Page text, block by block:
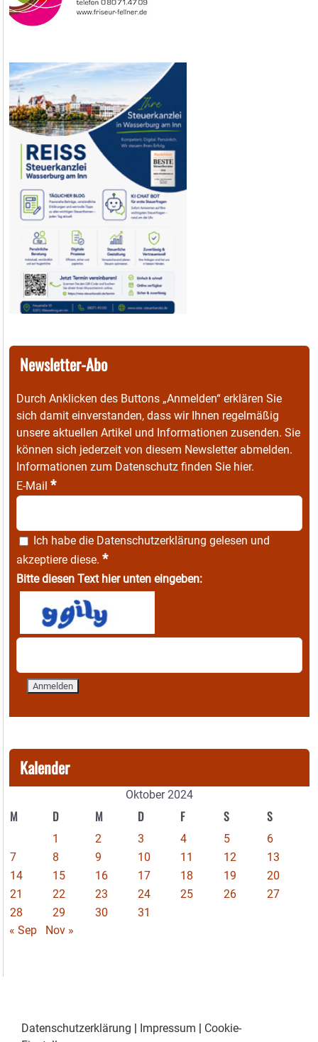
Newsletter-Abo
Durch Anklicken des Buttons „Anmelden“ erklären Sie
sich damit einverstanden, dass wir Ihnen regelmäßig
unsere aktuellen Artikel und Informationen zusenden. Sie
können sich jederzeit von diesem Newsletter abmelden.
Informationen zum Datenschutz finden Sie hier.
E-Mail *
Ich habe die Datenschutzerklärung gelesen und
akzeptiere diese. *
Bitte diesen Text hier unten eingeben:
Kalender
Oktober 2024
M D M D F S S
1 2 3 4 5
6
7
8 9 10 11 12
13
14
15 16 17 18 19
20
21
22 23 24 25 26
27
28
29 30
31
« Sep
Nov »
Datenschutzerklärung | Impressum | Cookie-